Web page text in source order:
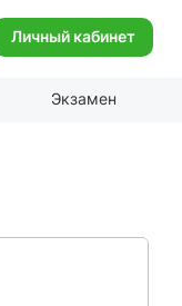
Личный кабинет
Экзамен